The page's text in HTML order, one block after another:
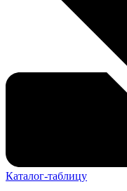
Каталог-таблицу